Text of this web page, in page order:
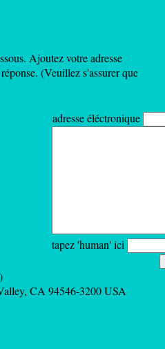
Ajoutez votre adresse
(Veuillez s'assurer que
adresse éléctronique
tapez 'human' ici
)
CA 94546-3200 USA